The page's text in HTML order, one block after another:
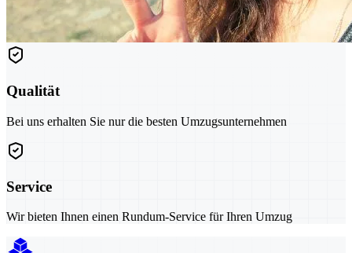
Qualität
Bei uns erhalten Sie nur die besten Umzugsunternehmen
Service
Wir bieten Ihnen einen Rundum-Service für Ihren Umzug